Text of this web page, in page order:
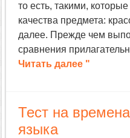
то есть, такими,
качества предмета:
далее. Прежде чем
сравнения
Читать далее "
Тест на
языка